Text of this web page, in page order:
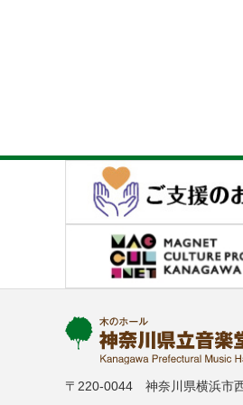
〒220-0044 神奈川県横浜市